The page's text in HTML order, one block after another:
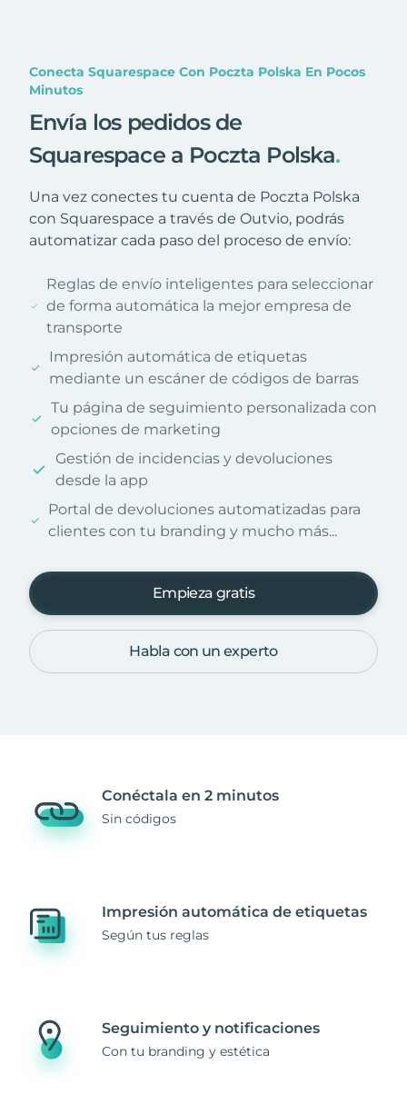
Conecta Squarespace Con Poczta Polska En Pocos
Minutos
Envía los pedidos de
Squarespace a Poczta Polska.
Una vez conectes tu cuenta de Poczta Polska
con Squarespace a través de Outvio, podrás
automatizar cada paso del proceso de envío:
Reglas de envío inteligentes para seleccionar
de forma automática la mejor empresa de
transporte
Impresión automática de etiquetas
mediante un escáner de códigos de barras
Tu página de seguimiento personalizada con
opciones de marketing
Gestión de incidencias y devoluciones
desde la app
Portal de devoluciones automatizadas para
clientes con tu branding y mucho más...
Empieza gratis
Habla con un experto
Conéctala en 2 minutos
Sin códigos
Impresión automática de etiquetas
Según tus reglas
Seguimiento y notificaciones
Con tu branding y estética